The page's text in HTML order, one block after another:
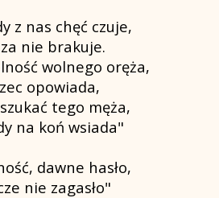
z nas chęć czuje,
nie brakuje.
wolnego oręża,
opowiada,
tego męża,
na koń wsiada"
dawne hasło,
nie zagasło"